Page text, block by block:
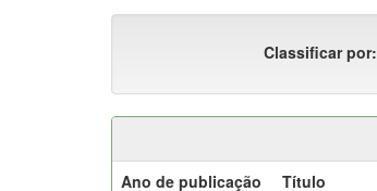
Classificar por:
Ano de publicação
Título